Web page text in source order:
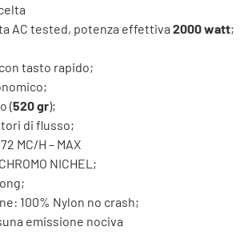
AC tested, potenza effettiva 2000 watt;
tasto rapido;
(520 gr);
di flusso;
MC/H – MAX
NICHEL;
100% Nylon no crash;
emissione nociva